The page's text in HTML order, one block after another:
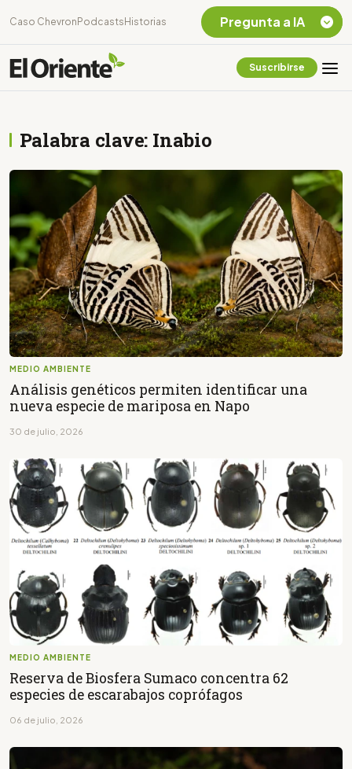
Caso Chevron Podcasts Historias
Suscribirse
Palabra clave: Inabio
MEDIO AMBIENTE
Análisis genéticos permiten identificar una
nueva especie de mariposa en Napo
30 de julio, 2026
MEDIO AMBIENTE
Reserva de Biosfera Sumaco concentra 62
especies de escarabajos coprófagos
06 de julio, 2026
Pregunta a IA
Amazonia Ecuatoriana
¿En que consiste la
tasa minera que rige en
Ecuador?